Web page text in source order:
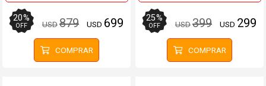
20%
OFF USD879 USD 699
COMPRAR
25%
OFF USD399 USD 299
COMPRAR